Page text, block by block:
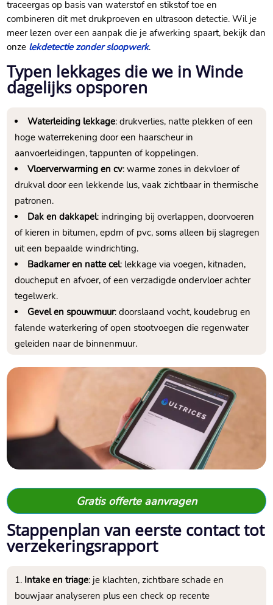
traceergas op basis van waterstof en stikstof toe en
combineren dit met drukproeven en ultrasoon detectie.​ Wil je
meer lezen over een aanpak die je afwerking spaart, bekijk dan
onze lekdetectie zonder sloopwerk.​
Typen lekkages die we in Winde
dagelijks opsporen
Waterleiding lekkage: drukverlies, natte plekken of een
hoge waterrekening door een haarscheur in
aanvoerleidingen, tappunten of koppelingen.​
Vloerverwarming en cv: warme zones in dekvloer of
drukval door een lekkende lus, vaak zichtbaar in thermische
patronen.​
Dak en dakkapel: indringing bij overlappen, doorvoeren
of kieren in bitumen, epdm of pvc, soms alleen bij slagregen
uit een bepaalde windrichting.​
Badkamer en natte cel: lekkage via voegen, kitnaden,
doucheput en afvoer, of een verzadigde ondervloer achter
tegelwerk.​
Gevel en spouwmuur: doorslaand vocht, koudebrug en
falende waterkering of open stootvoegen die regenwater
geleiden naar de binnenmuur.​
Gratis offerte aanvragen
Stappenplan van eerste contact tot
verzekeringsrapport
Intake en triage: je klachten, zichtbare schade en
bouwjaar analyseren plus een check op recente